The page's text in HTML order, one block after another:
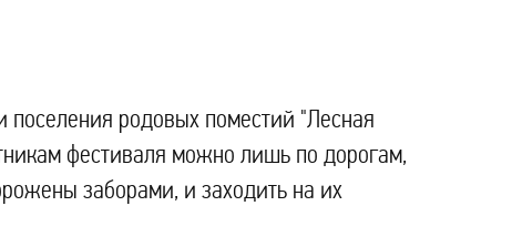
родовых поместий "Лесная
фестиваля можно лишь по дорогам,
заборами, и заходить на их